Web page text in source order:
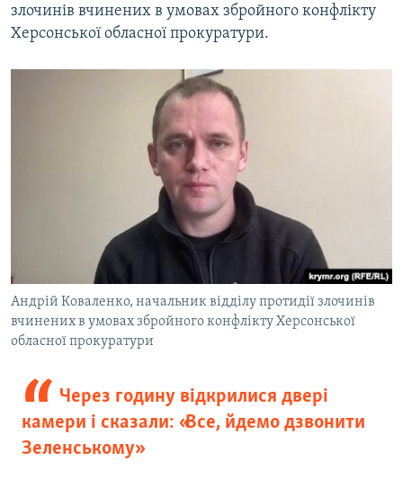
злочинів вчинених в умовах збройного конфлікту
Херсонської обласної прокуратури.
Андрій Коваленко, начальник відділу протидії злочинів
вчинених в умовах збройного конфлікту Херсонської
обласної прокуратури
Через годину відкрилися двері
камери і сказали: «Все, йдемо дзвонити
Зеленському»